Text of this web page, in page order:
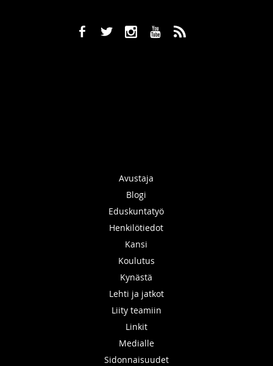
b a x r ,
Avustaja
Blogi
Eduskuntatyö
Henkilötiedot
Kansi
Koulutus
Kynästä
Lehti ja jatkot
Liity teamiin
Linkit
Medialle
Sidonnaisuudet